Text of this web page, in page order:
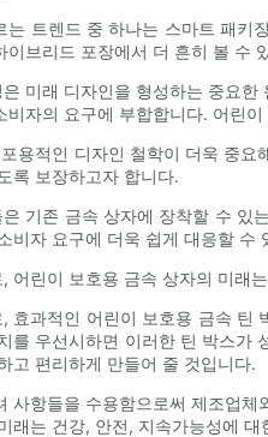
는 트렌드 중 하나는 스마트 패키
이브리드 포장에서 더 흔히 볼 수
은 미래 디자인을 형성하는 중요
비자의 요구에 부합합니다. 어린
용적인 디자인 철학이 더욱 중
록 보장하고자 합니다.
은 기존 금속 상자에 장착할 수 있
비자 요구에 더욱 쉽게 대응할 수
어린이 보호용 금속 상자의 미래
, 효과적인 어린이 보호용 금속 틴
를 우선시하면 이러한 틴 박스가
고 편리하게 만들어 줄 것입니다.
사항들을 수용함으로써 제조업
래는 건강, 안전, 지속가능성에